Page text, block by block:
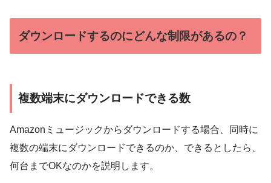
ダウンロードするのにどんな制限があるの？
複数端末にダウンロードできる数
Amazonミュージックからダウンロードする場合、同時に
複数の端末にダウンロードできるのか、できるとしたら、
何台までOKなのかを説明します。